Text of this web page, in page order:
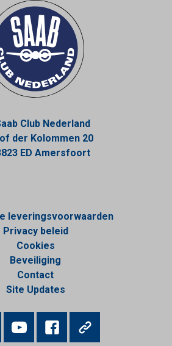
Club Nederland
der Kolommen 20
ED Amersfoort
leveringsvoorwaarden
Privacy beleid
Cookies
Beveiliging
Contact
Site Updates